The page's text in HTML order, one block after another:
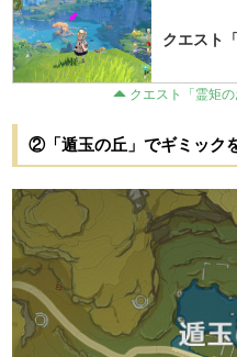
クエスト
クエスト「霊矩の
②「遁玉の丘」でギミック